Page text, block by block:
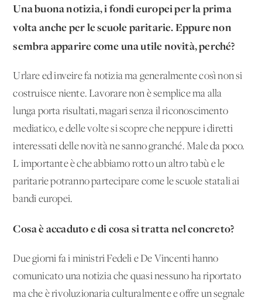
Una buona notizia, i fondi europei per la prima
volta anche per le scuole paritarie. Eppure non
sembra apparire come una utile novità, perché?
Urlare ed inveire fa notizia ma generalmente così non si
costruisce niente. Lavorare non è semplice ma alla
lunga porta risultati, magari senza il riconoscimento
mediatico, e delle volte si scopre che neppure i diretti
interessati delle novità ne sanno granché. Male da poco.
L'importante è che abbiamo rotto un'altro tabù e le
paritarie potranno partecipare come le scuole statali ai
bandi europei.
Cosa è accaduto e di cosa si tratta nel concreto?
Due giorni fa i ministri Fedeli e De Vincenti hanno
comunicato una notizia che quasi nessuno ha riportato
ma che è rivoluzionaria culturalmente e offre un segnale